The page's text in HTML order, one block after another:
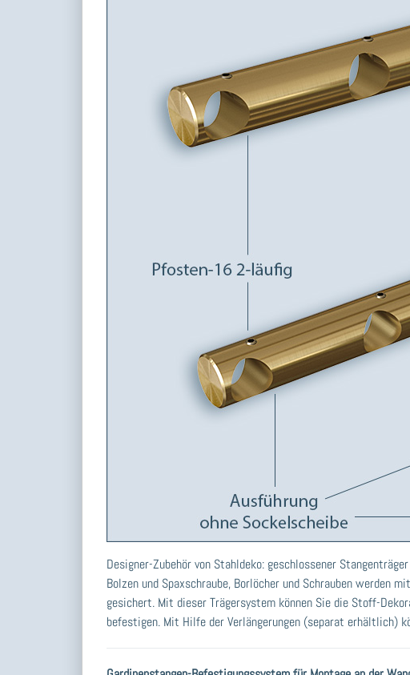
Designer-Zubehör von Stahldeko: geschlossener
Bolzen und Spaxschraube, Borlöcher und Schrauben werden
gesichert. Mit dieser Trägersystem können Sie die Stoff-
befestigen. Mit Hilfe der Verlängerungen (separat erhältlich)